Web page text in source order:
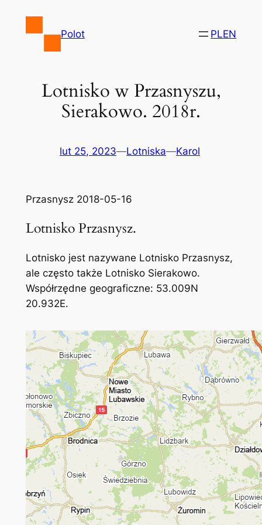
Polot PLEN
Lotnisko w Przasnyszu,
Sierakowo. 2018r.
lut 25, 2023—Lotniska—Karol
Przasnysz 2018-05-16
Lotnisko Przasnysz.
Lotnisko jest nazywane Lotnisko Przasnysz,
ale często także Lotnisko Sierakowo.
Współrzędne geograficzne: 53.009N
20.932E.